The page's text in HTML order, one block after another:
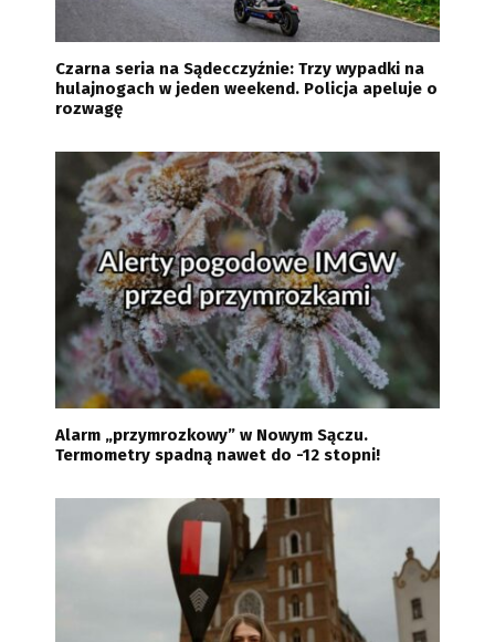
Czarna seria na Sądecczyźnie: Trzy wypadki na
hulajnogach w jeden weekend. Policja apeluje o
rozwagę
Alarm „przymrozkowy” w Nowym Sączu.
Termometry spadną nawet do -12 stopni!